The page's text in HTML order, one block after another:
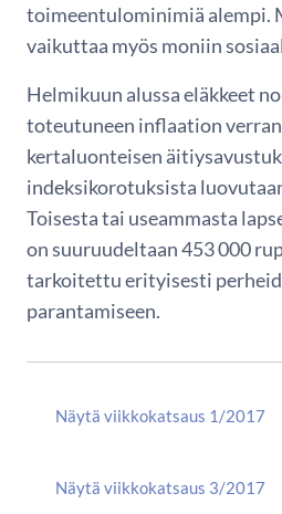
toimeentulominimiä alempi.
vaikuttaa myös moniin
Helmikuun alussa eläkkeet
toteutuneen inflaation
kertaluonteisen
indeksikorotuksista
Toisesta tai useammasta
on suuruudeltaan 453 000
tarkoitettu erityisesti
parantamiseen.
Näytä viikkokatsaus 1/2017
Näytä viikkokatsaus 3/2017